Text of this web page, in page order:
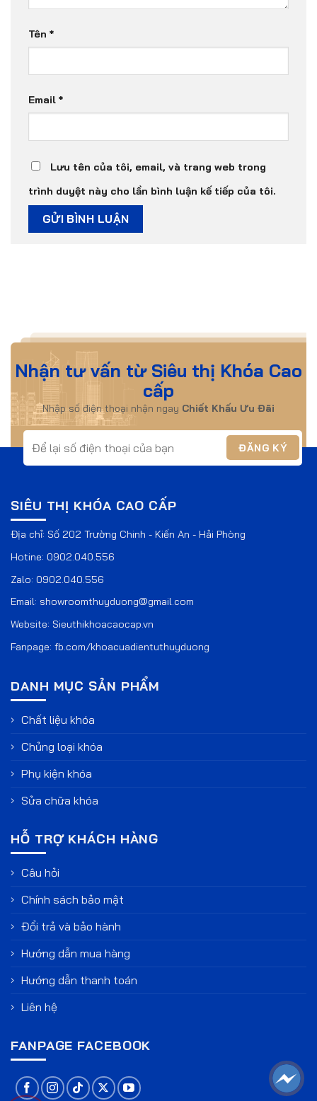
Tên *
Email *
Lưu tên của tôi, email, và trang web trong
trình duyệt này cho lần bình luận kế tiếp của tôi.
Nhận tư vấn từ Siêu thị Khóa Cao
cấp
Nhập số điện thoại nhận ngay Chiết Khấu Ưu Đãi
SIÊU THỊ KHÓA CAO CẤP
Địa chỉ: Số 202 Trường Chinh - Kiến An - Hải Phòng
Hotine: 0902.040.556
Zalo: 0902.040.556
Email: showroomthuyduong@gmail.com
Website: Sieuthikhoacaocap.vn
Fanpage: fb.com/khoacuadientuthuyduong
DANH MỤC SẢN PHẨM
Chất liệu khóa
Chủng loại khóa
Phụ kiện khóa
Sửa chữa khóa
HỖ TRỢ KHÁCH HÀNG
Câu hỏi
Chính sách bảo mật
Đổi trả và bảo hành
Hướng dẫn mua hàng
Hướng dẫn thanh toán
Liên hệ
FANPAGE FACEBOOK